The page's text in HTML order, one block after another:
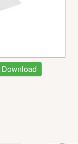
Download